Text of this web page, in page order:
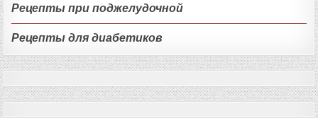
Рецепты при поджелудочной
Рецепты для диабетиков